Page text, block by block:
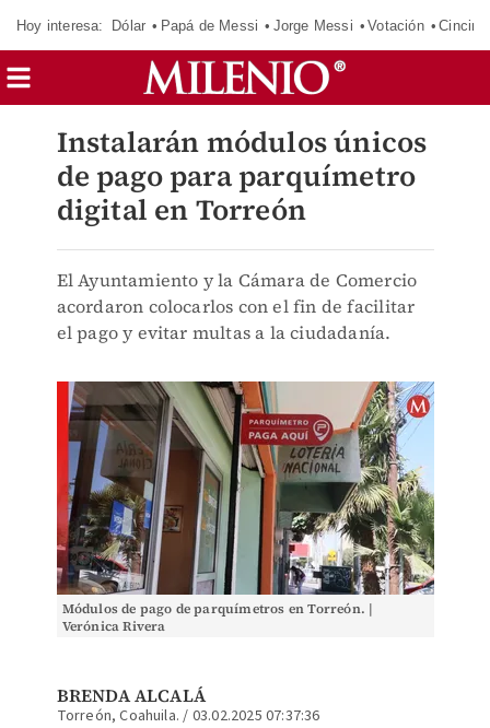
Hoy interesa: Dólar Papá de Messi Jorge Messi Votación
Instalarán módulos únicos
de pago para parquímetro
digital en Torreón
El Ayuntamiento y la Cámara de Comercio
acordaron colocarlos con el fin de facilitar
el pago y evitar multas a la ciudadanía.
Módulos de pago de parquímetros en Torreón. |
Verónica Rivera
BRENDA ALCALÁ
Torreón, Coahuila. / 03.02.2025 07:37:36